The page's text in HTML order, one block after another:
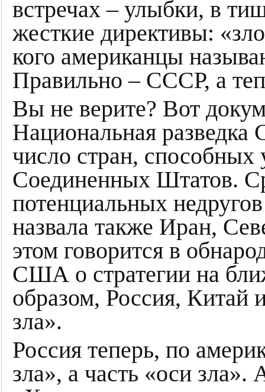
встречах – улыбки, в
жесткие директивы:
кого американцы
Правильно – СССР, а
Вы не верите? Вот
Национальная
число стран, способных
Соединенных Штатов.
потенциальных
назвала также Иран,
этом говорится в
США о стратегии на
образом, Россия, Китай
зла».
Россия теперь, по
зла», а часть «оси зла».